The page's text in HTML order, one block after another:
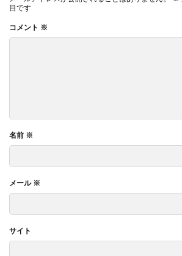
目です
コメント ※
名前 ※
メール ※
サイト